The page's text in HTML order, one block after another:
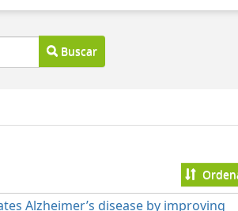
Buscar
Alzheimer’s disease by improving